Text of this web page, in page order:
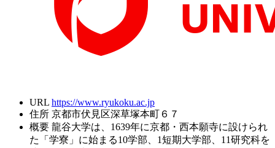
URL https://www.ryukoku.ac.jp
住所 京都市伏見区深草塚本町６７
概要 龍谷大学は、1639年に京都・西本願寺に設けられ
た「学寮」に始まる10学部、1短期大学部、11研究科を